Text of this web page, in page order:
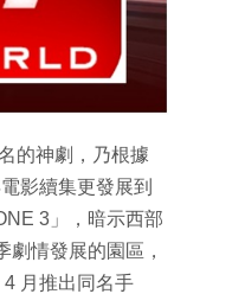
的神劇，乃根據
影續集更發展到
3」，暗示西部
情發展的園區，
月推出同名手